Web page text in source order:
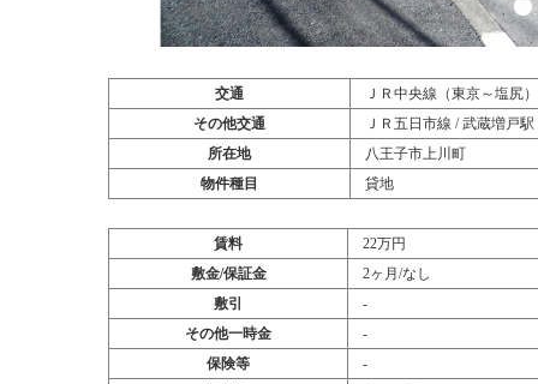
交通
ＪＲ中央線（東京～塩尻
その他交通
ＪＲ五日市線 / 武蔵増戸駅
所在地
八王子市上川町
物件種目
貸地
賃料
22万円
敷金/保証金
2ヶ月/なし
敷引
‐
その他一時金
‐
保険等
‐